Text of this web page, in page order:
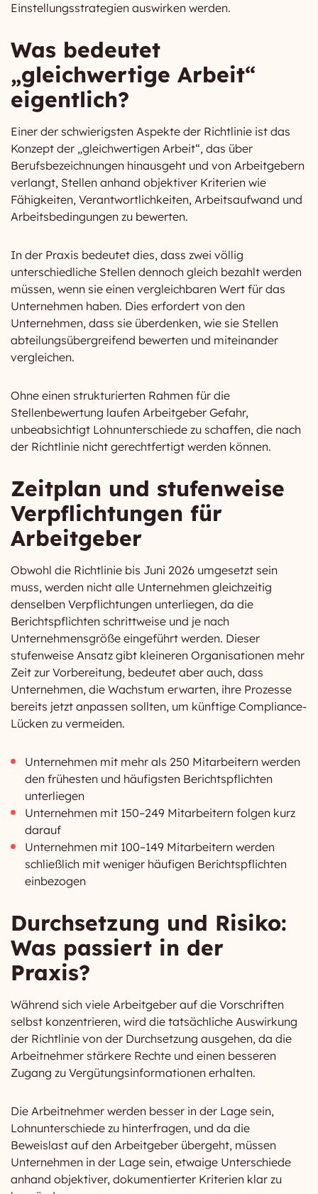
Einstellungsstrategien auswirken werden.
Was bedeutet
„gleichwertige Arbeit“
eigentlich?
Einer der schwierigsten Aspekte der Richtlinie ist das
Konzept der „gleichwertigen Arbeit“, das über
Berufsbezeichnungen hinausgeht und von Arbeitgebern
verlangt, Stellen anhand objektiver Kriterien wie
Fähigkeiten, Verantwortlichkeiten, Arbeitsaufwand und
Arbeitsbedingungen zu bewerten.
In der Praxis bedeutet dies, dass zwei völlig
unterschiedliche Stellen dennoch gleich bezahlt werden
müssen, wenn sie einen vergleichbaren Wert für das
Unternehmen haben. Dies erfordert von den
Unternehmen, dass sie überdenken, wie sie Stellen
abteilungsübergreifend bewerten und miteinander
vergleichen.
Ohne einen strukturierten Rahmen für die
Stellenbewertung laufen Arbeitgeber Gefahr,
unbeabsichtigt Lohnunterschiede zu schaffen, die nach
der Richtlinie nicht gerechtfertigt werden können.
Zeitplan und stufenweise
Verpflichtungen für
Arbeitgeber
Obwohl die Richtlinie bis Juni 2026 umgesetzt sein
muss, werden nicht alle Unternehmen gleichzeitig
denselben Verpflichtungen unterliegen, da die
Berichtspflichten schrittweise und je nach
Unternehmensgröße eingeführt werden. Dieser
stufenweise Ansatz gibt kleineren Organisationen mehr
Zeit zur Vorbereitung, bedeutet aber auch, dass
Unternehmen, die Wachstum erwarten, ihre Prozesse
bereits jetzt anpassen sollten, um künftige Compliance-
Lücken zu vermeiden.
Unternehmen mit mehr als 250 Mitarbeitern werden
den frühesten und häufigsten Berichtspflichten
unterliegen
Unternehmen mit 150–249 Mitarbeitern folgen kurz
darauf
Unternehmen mit 100–149 Mitarbeitern werden
schließlich mit weniger häufigen Berichtspflichten
einbezogen
Durchsetzung und Risiko:
Was passiert in der
Praxis?
Während sich viele Arbeitgeber auf die Vorschriften
selbst konzentrieren, wird die tatsächliche Auswirkung
der Richtlinie von der Durchsetzung ausgehen, da die
Arbeitnehmer stärkere Rechte und einen besseren
Zugang zu Vergütungsinformationen erhalten.
Die Arbeitnehmer werden besser in der Lage sein,
Lohnunterschiede zu hinterfragen, und da die
Beweislast auf den Arbeitgeber übergeht, müssen
Unternehmen in der Lage sein, etwaige Unterschiede
anhand objektiver, dokumentierter Kriterien klar zu